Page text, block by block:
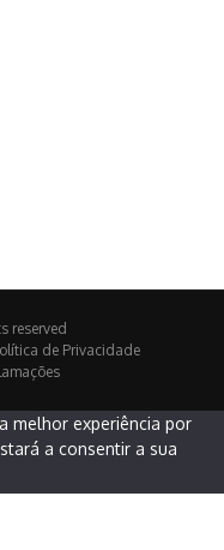
reserved
de Privacidade
melhor experiência por
a consentir a sua